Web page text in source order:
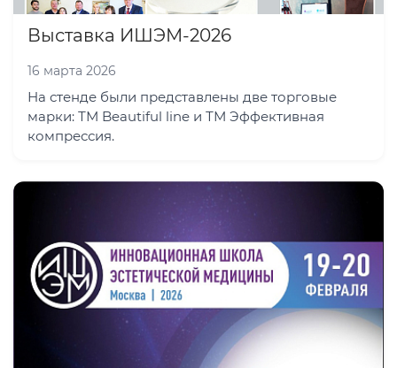
Выставка ИШЭМ-2026
16 марта 2026
На стенде были представлены две торговые
марки: ТМ Beautiful line и ТМ Эффективная
компрессия.